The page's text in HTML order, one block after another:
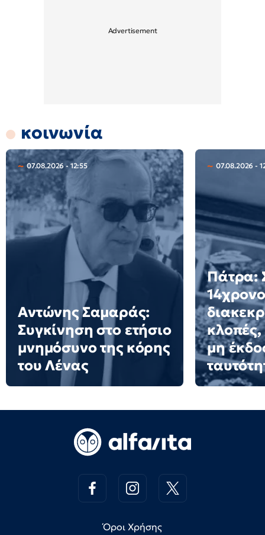
κοινωνία
07.08.2026 - 12:55
Αντώνης Σαμαράς:
Συγκίνηση στο ετήσιο
μνημόσυνο της κόρης
του Λένας
07.08.2026 -
Πάτρα:
κλοπές,
μη
Όροι Χρήσης